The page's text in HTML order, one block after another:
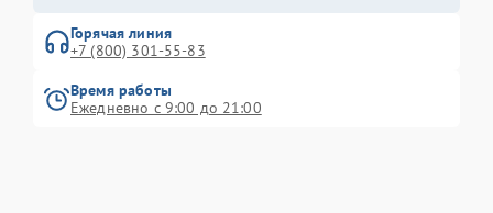
Горячая линия
+7 (800) 301-55-83
Время работы
Ежедневно с 9:00 до 21:00